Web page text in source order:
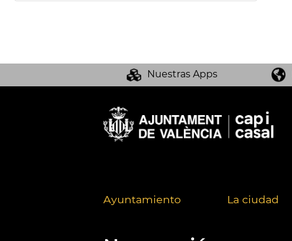
Nuestras Apps
Ayuntamiento La ciudad